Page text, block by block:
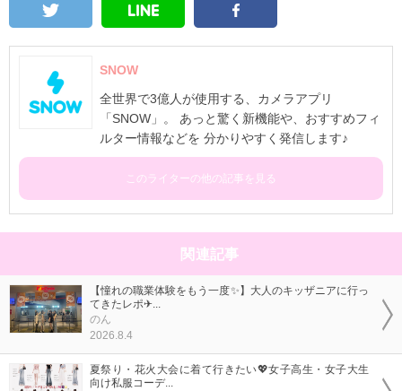
SNOW
全世界で3億人が使用する、カメラアプリ
「SNOW」。 あっと驚く新機能や、おすすめフィ
ルター情報などを 分かりやすく発信します♪
このライターの他の記事を見る
関連記事
【憧れの職業体験をもう一度✨】大人のキッザニアに行っ
てきたレポ✈...
のん
2026.8.4
夏祭り・花火大会に着て行きたい💖女子高生・女子大生
向け私服コーデ...